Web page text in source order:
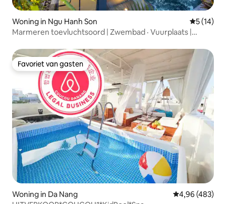
Woning in Ngu Hanh Son
5 (14)
Marmeren toevluchtsoord | Zwembad · Vuurplaats |
Favoriet van gasten
Favoriet van gasten
Woning in Da Nang Gemiddelde
4,96 (483)